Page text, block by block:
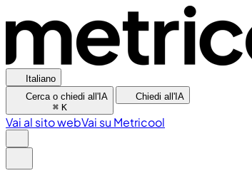
Italiano
Cerca o chiedi all'IA
⌘ K
Chiedi all'IA
Vai al sito webVai su Metricool